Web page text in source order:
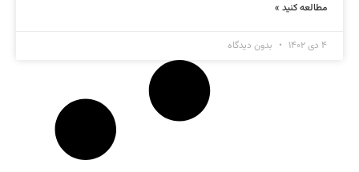
مطالعه کنید »
۴ دی ۱۴۰۲ بدون دیدگاه